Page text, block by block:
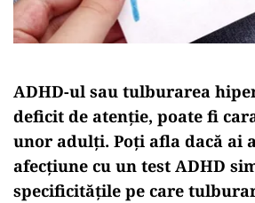
ADHD-ul sau tulburarea
deficit de atenție, poate fi
unor adulți. Poți afla dacă ai
afecțiune cu un test ADHD
specificitățile pe care